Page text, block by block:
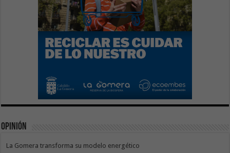
Opinión
La Gomera transforma su modelo energético